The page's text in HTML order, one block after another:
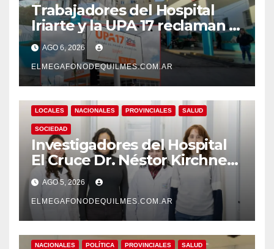
Trabajadores del Hospital
Iriarte y la UPA 17 reclaman el
pase a planta de becarios y
mejoras laborales
AGO 6, 2026
ELMEGAFONODEQUILMES.COM.AR
LOCALES NACIONALES PROVINCIALES SALUD
SOCIEDAD
Investigadores del Hospital
El Cruce Dr. Néstor Kirchner
desarrollan un estudio
pionero sobre el
envejecimiento cerebral y las
demencias
AGO 5, 2026
ELMEGAFONODEQUILMES.COM.AR
NACIONALES POLÍTICA PROVINCIALES SALUD